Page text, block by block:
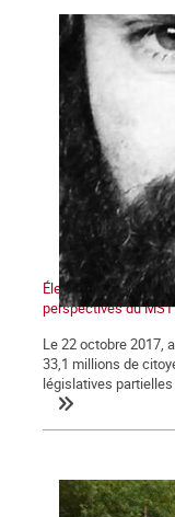
Élections en
perspectives du MST
Le 22 octobre 2017,
33,1 millions de
législatives